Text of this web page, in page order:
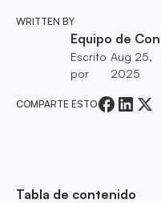
WRITTEN BY
Equipo de
Escrito
por
Aug 25,
2025
COMPARTE ESTO
Tabla de contenido